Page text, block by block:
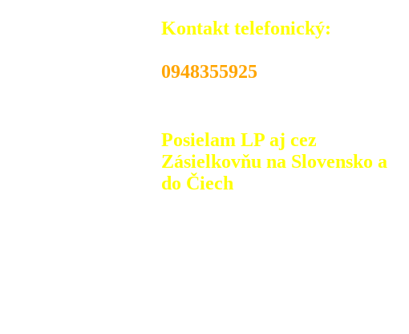
Kontakt telefonický:
0948355925
Posielam LP aj cez
Zásielkovňu na Slovensko a
do Čiech